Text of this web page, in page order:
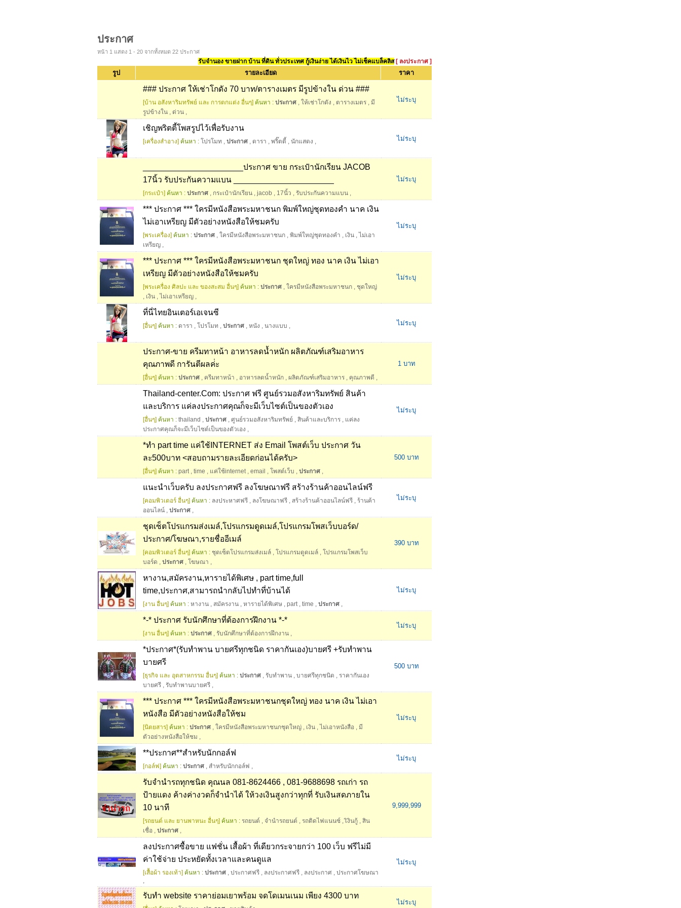
ประกาศ
หน้า 1 แสดง 1 - 20 จากทั้งหมด 22 ประกาศ
รับจำนอง ขายฝาก บ้าน ที่ดิน ทั่วประเทศ กู้เงินง่าย ได้เงินไว ไม่เช็คแบล็คลิส [ ลงประกาศ ]
รูป รายละเอียด ราคา
### ประกาศ ให้เช่าโกดัง 70 บาท/ตารางเมตร มีรูปข้างใน ด่วน ###
[บ้าน อสังหาริมทรัพย์ และ การตกแต่ง อื่นๆ] ค้นหา : ประกาศ , ให้เช่าโกดัง , ตารางเมตร , มี
รูปข้างใน , ด่วน ,
ไม่ระบุ
เชิญพริตตี้โพสรูปไว้เพื่อรับงาน
[เครื่องสำอาง] ค้นหา : โปรโมท , ประกาศ , ดารา , พริ๊ตตี้ , นักแสดง , ไม่ระบุ
______________________ประกาศ ขาย กระเป๋านักเรียน JACOB
17นิ้ว รับประกันความแบน ______________________
[กระเป๋า] ค้นหา : ประกาศ , กระเป๋านักเรียน , jacob , 17นิ้ว , รับประกันความแบน ,
ไม่ระบุ
*** ประกาศ *** ใครมีหนังสือพระมหาชนก พิมพ์ใหญ่ชุดทองคำ นาค เงิน
ไม่เอาเหรียญ มีตัวอย่างหนังสือให้ชมครับ
[พระเครื่อง] ค้นหา : ประกาศ , ใครมีหนังสือพระมหาชนก , พิมพ์ใหญ่ชุดทองคำ , เงิน , ไม่เอา
เหรียญ ,
ไม่ระบุ
*** ประกาศ *** ใครมีหนังสือพระมหาชนก ชุดใหญ่ ทอง นาค เงิน ไม่เอา
เหรียญ มีตัวอย่างหนังสือให้ชมครับ
[พระเครื่อง ศิลปะ และ ของสะสม อื่นๆ] ค้นหา : ประกาศ , ใครมีหนังสือพระมหาชนก , ชุดใหญ่
, เงิน , ไม่เอาเหรียญ ,
ไม่ระบุ
ที่นี่ไทยอินเตอร์เอเจนซี
[อื่นๆ] ค้นหา : ดารา , โปรโมท , ประกาศ , หนัง , นางแบบ , ไม่ระบุ
ประกาศ-ขาย ครีมทาหน้า อาหารลดน้ำหนัก ผลิตภัณฑ์เสริมอาหาร
คุณภาพดี การันตีผลค่่ะ
[อื่นๆ] ค้นหา : ประกาศ , ครีมทาหน้า , อาหารลดน้ำหนัก , ผลิตภัณฑ์เสริมอาหาร , คุณภาพดี ,
1 บาท
Thailand-center.Com: ประกาศ ฟรี ศูนย์รวมอสังหาริมทรัพย์ สินค้า
และบริการ แค่ลงประกาศคุณก็จะมีเว็บไซต์เป็นของตัวเอง
[อื่นๆ] ค้นหา : thailand , ประกาศ , ศูนย์รวมอสังหาริมทรัพย์ , สินค้าและบริการ , แค่ลง
ประกาศคุณก็จะมีเว็บไซต์เป็นของตัวเอง ,
ไม่ระบุ
*ทำ part time แค่ใช้INTERNET ส่ง Email โพสต์เว็บ ประกาศ วัน
ละ500บาท <สอบถามรายละเอียดก่อนได้ครับ>
[อื่นๆ] ค้นหา : part, time , แค่ใช้internet, email , โพสต์เว็บ , ประกาศ ,
500 บาท
แนะนำเว็บครับ ลงประกาศฟรี ลงโฆษณาฟรี สร้างร้านค้าออนไลน์ฟรี
[คอมพิวเตอร์ อื่นๆ] ค้นหา : ลงประหาศฟรี , ลงโฆษณาฟรี , สร้างร้านค้าออนไลน์ฟรี , ร้านค้า
ออนไลน์ , ประกาศ ,
ไม่ระบุ
ชุดเซ็ตโปรแกรมส่งเมล์,โปรแกรมดูดเมล์,โปรแกรมโพสเว็บบอร์ด/
ประกาศ/โฆษณา,รายชื่ออีเมล์
[คอมพิวเตอร์ อื่นๆ] ค้นหา : ชุดเซ็ตโปรแกรมส่งเมล์ , โปรแกรมดูดเมล์ , โปรแกรมโพสเว็บ
บอร์ด , ประกาศ , โฆษณา ,
390 บาท
หางาน,สมัครงาน,หารายได้พิเศษ , part time,full
time,ประกาศ,สามารถนำกลับไปทำที่บ้านได้
[งาน อื่นๆ] ค้นหา : หางาน , สมัครงาน , หารายได้พิเศษ , part, time , ประกาศ ,
ไม่ระบุ
*-* ประกาศ รับนักศึกษาที่ต้องการฝึกงาน *-*
[งาน อื่นๆ] ค้นหา : ประกาศ , รับนักศึกษาที่ต้องการฝึกงาน ,
ไม่ระบุ
*ประกาศ*(รับทำพาน บายศรีทุกชนิด ราคากันเอง)บายศรี +รับทำพาน
บายศรี
[ธุรกิจ และ อุตสาหกรรม อื่นๆ] ค้นหา : ประกาศ , รับทำพาน , บายศรีทุกชนิด , ราคากันเอง
บายศรี , รับทำพานบายศรี ,
500 บาท
*** ประกาศ *** ใครมีหนังสือพระมหาชนกชุดใหญ่ ทอง นาค เงิน ไม่เอา
หนังสือ มีตัวอย่างหนังสือให้ชม
[นิตยสาร] ค้นหา : ประกาศ , ใครมีหนังสือพระมหาชนกชุดใหญ่ , เงิน , ไม่เอาหนังสือ , มี
ตัวอย่างหนังสือให้ชม ,
ไม่ระบุ
**ประกาศ**สำหรับนักกอล์ฟ
[กอล์ฟ] ค้นหา : ประกาศ , สำหรับนักกอล์ฟ ,
ไม่ระบุ
รับจำนำรถทุกชนิด คุณนล 081-8624466 , 081-9688698 รถเก่า รถ
ป้ายแดง ค้างค่างวดก็จำนำได้ ให้วงเงินสูงกว่าทุกที่ รับเงินสดภายใน
10 นาที
[รถยนต์ และ ยานพาหนะ อื่นๆ] ค้นหา : รถยนต์ , จำนำรถยนต์ , รถติดไฟแนนซ์ ,เิงินกู้ , สิน
เชื่อ , ประกาศ ,
9,999,999
ลงประกาศซื้อขาย แฟชั่น เสื้อผ้า ที่เดียวกระจายกว่า 100 เว็บ ฟรีไม่มี
ค่าใช้จ่าย ประหยัดทั้งเวลาและคนดูแล
[เสื้อผ้า รองเท้า] ค้นหา : ประกาศ , ประกาศฟรี , ลงประกาศฟรี , ลงประกาศ , ประกาศโฆษณา
,
ไม่ระบุ
รับทำ website ราคาย่อมเยาพร้อม จดโดเมนเนม เพียง 4300 บาท
ไม่ระบุ